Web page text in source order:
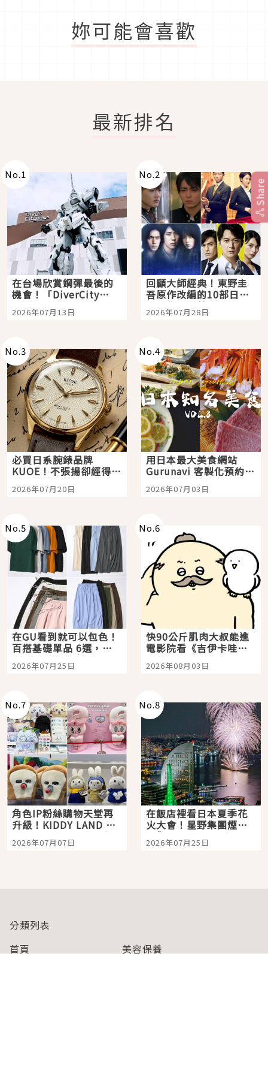
妳可能會喜歡
最新排名
No.1
在台場欣賞鋼彈最後的
機會！「DiverCity
Tokyo Plaza」搭船、
購物、美食及夜景，一
2026年07月13日
No.2
回顧大師經典！東野圭
吾原作改編的10部日本
影視作品推薦
2026年07月28日
No.3
必買日系腕錶品牌
KUOE！不張揚卻經得起
時間洗鍊的經典之作五
選
2026年07月20日
No.4
用日本最大美食網站
Gurunavi 客製化預約九
大都市餐廳，打造專屬
美食體驗！
2026年07月03日
No.5
在GU看到就可以包色！
百搭基礎單品 6選，閉
眼全收也不心疼
2026年07月25日
No.6
快90公斤肌肉大叔能進
電影院看《吉伊卡哇》
嗎？日本重金屬樂團
「打首」會長與nagano
2026年08月03日
No.7
角色IP粉絲購物天堂再
升級！KIDDY LAND 原
宿店吉伊卡哇迎客，新
開幕 OMOKADO 店3分
2026年07月07日
No.8
在飯店裡看日本夏季花
火大會！星野集團煙火
景觀飯店6選，讓你不用
人擠人悠閒欣賞
2026年07月25日
Share
分類列表
首頁
美容保養